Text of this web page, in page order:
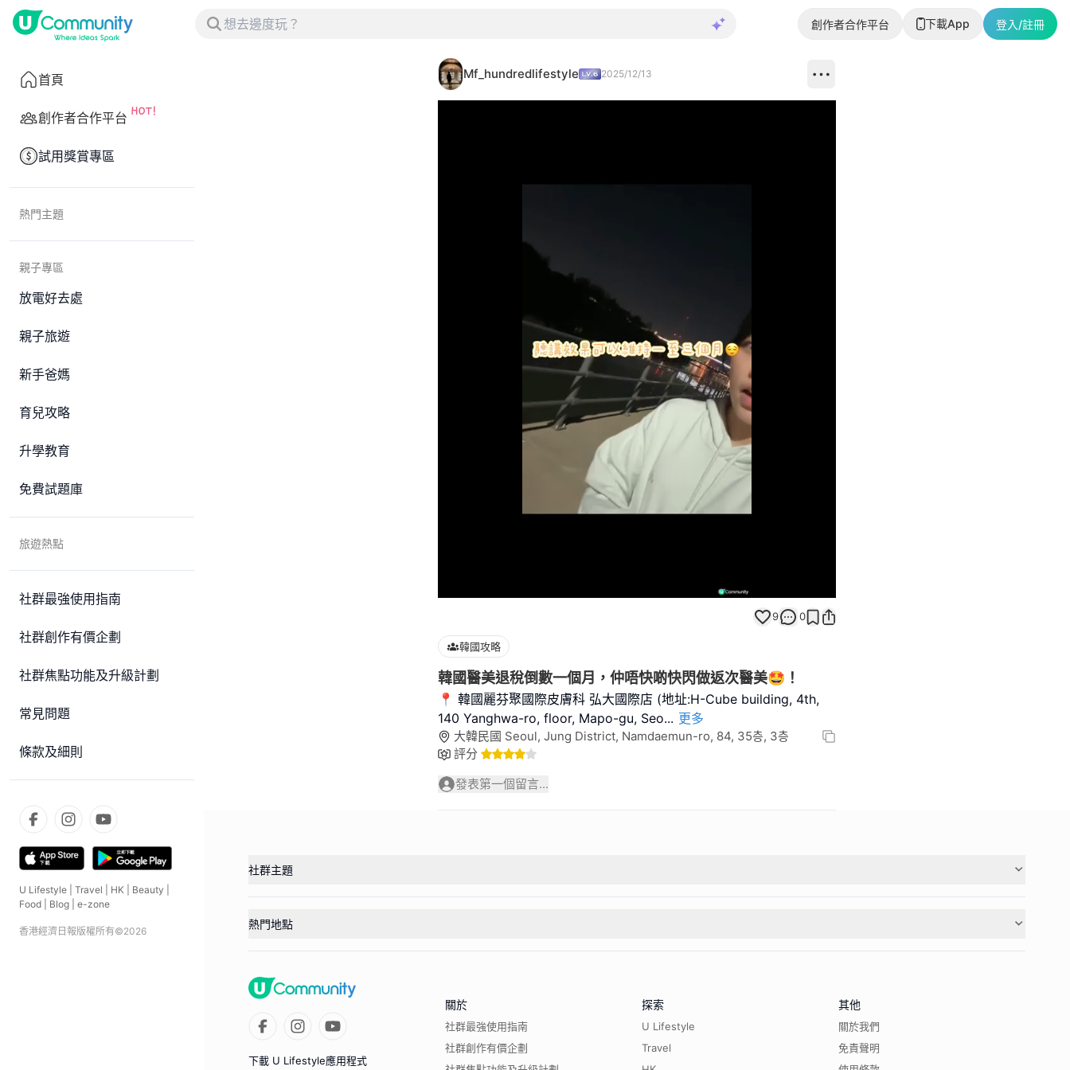
創作者合作平台 下載App 登入/註冊
首頁
創作者合作平台
試用獎賞專區
熱門主題
親子專區
放電好去處
親子旅遊
新手爸媽
育兒攻略
升學教育
免費試題庫
旅遊熱點
社群最強使用指南
社群創作有價企劃
社群焦點功能及升級計劃
常見問題
條款及細則
U Lifestyle Travel HK Beauty
Food
Blog e-zone
香港經濟日報版權所有©2026
Mf_hundredlifestyle 2025/12/13
100.00%
9 0
韓國攻略
韓國醫美退稅倒數一個月，仲唔快啲快閃做返次醫美🤩！
📍 韓國麗芬聚國際皮膚科 弘大國際店 (地址:H-Cube building, 4th,
140 Yanghwa-ro, floor, Mapo-gu, Seo... 更多
大韓民國 Seoul, Jung District, Namdaemun-ro, 84, 35층, 3층
評分
發表第一個留言...
社群主題
熱門地點
下載 U Lifestyle應用程式
關於
社群最強使用指南
社群創作有價企劃
探索
U Lifestyle
Travel
其他
關於我們
免責聲明